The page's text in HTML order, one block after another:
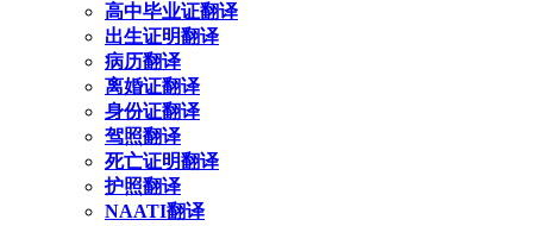
高中毕业证翻译
出生证明翻译
病历翻译
离婚证翻译
身份证翻译
驾照翻译
死亡证明翻译
护照翻译
NAATI翻译